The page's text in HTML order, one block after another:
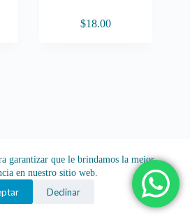
garantizar que le brindamos la mejor
en nuestro sitio web.
Declinar
$18.00